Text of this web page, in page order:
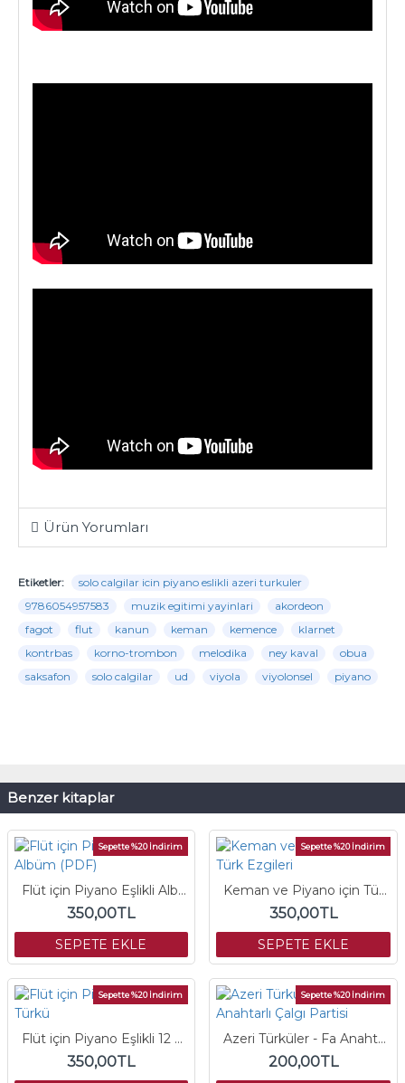
Ürün Yorumları
Etiketler:
solo calgilar icin piyano eslikli azeri turkuler
9786054957583
muzik egitimi yayinlari
akordeon
fagot
flut kanun keman kemence
klarnet
kontrbas
korno-trombon melodika ney kaval
obua
saksafon
solo calgilar ud viyola viyolonsel piyano
Benzer kitaplar
Sepette %20 İndirim
Flüt için Piyano Eşlikli Albüm (PDF)
350,00TL
SEPETE EKLE
Sepette %20 İndirim
Keman ve Piyano için Türk Ezgileri
350,00TL
SEPETE EKLE
Sepette %20 İndirim
Flüt için Piyano Eşlikli 12 Türkü
350,00TL
Sepette %20 İndirim
Azeri Türküler - Fa Anahtarlı Çalgı Partisi
200,00TL